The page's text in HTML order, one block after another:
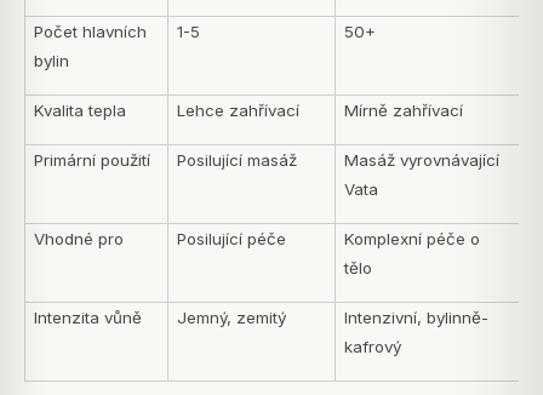
Počet hlavních
bylin
1-5 50+
Kvalita tepla Lehce zahřívací Mírně zahřívací
Primární použití Posilující masáž
Masáž vyrovnávající
Vata
Vhodné pro Posilující péče
Komplexní péče o
tělo
Intenzita vůně Jemný, zemitý
Intenzivní, bylinně-
kafrový